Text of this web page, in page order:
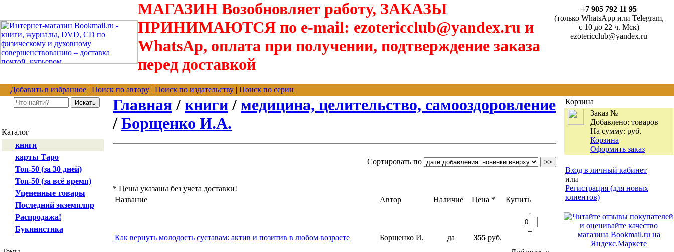
МАГАЗИН Возобновляет работу, ЗАКАЗЫ
ПРИНИМАЮТСЯ по e-mail: ezotericclub@yandex.ru и
WhatsAp, оплата при получении, подтверждение заказа
перед доставкой
+7 905 792 11 95
(только WhatsApp или Telegram,
с 10 до 22 ч. Мск)
ezotericclub@yandex.ru
Добавить в избранное | Поиск по автору | Поиск по издательству | Поиск по серии
Каталог
книги
карты Таро
Топ-50 (за 30 дней)
Топ-50 (за всё время)
Уцененные товары
Последний экземпляр
Распродажа!
Букинистика
Главная / книги / медицина, целительство, самооздоровление
/ Борщенко И.А.
Сортировать по
* Цены указаны без учета доставки!
Название
Автор Наличие Цена * Купить
Как вернуть молодость суставам: актив и позитив в любом возрасте Борщенко И. да 355 руб.
-
+
Корзина
Заказ №
Добавлено: товаров
На сумму: руб.
Корзина
Оформить заказ
Вход в личный кабинет
или
Регистрация (для новых
клиентов)